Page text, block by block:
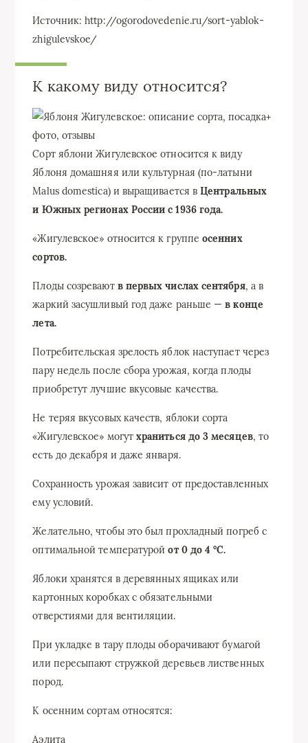
Источник: http://ogorodovedenie.ru/sort-yablok-
zhigulevskoe/
К какому виду относится?
Сорт яблони Жигулевское относится к виду
Яблоня домашняя или культурная (по-латыни
Malus domestica) и выращивается вЦентральных
и Южных регионах России с 1936 года.
«Жигулевское» относится к группеосенних
сортов.
Плоды созревают в первых числах сентября, а в
жаркий засушливый год даже раньше —в конце
лета.
Потребительская зрелость яблок наступает через
пару недель после сбора урожая, когда плоды
приобретут лучшие вкусовые качества.
Не теряя вкусовых качеств, яблоки сорта
«Жигулевское» могутхраниться до 3 месяцев, то
есть до декабря и даже января.
Сохранность урожая зависит от предоставленных
ему условий.
Желательно, чтобы это был прохладный погреб с
оптимальной температуройот 0 до 4 °C.
Яблоки хранятся в деревянных ящиках или
картонных коробках с обязательными
отверстиями для вентиляции.
При укладке в тару плоды оборачивают бумагой
или пересыпают стружкой деревьев лиственных
пород.
К осенним сортам относятся:
Аэлита